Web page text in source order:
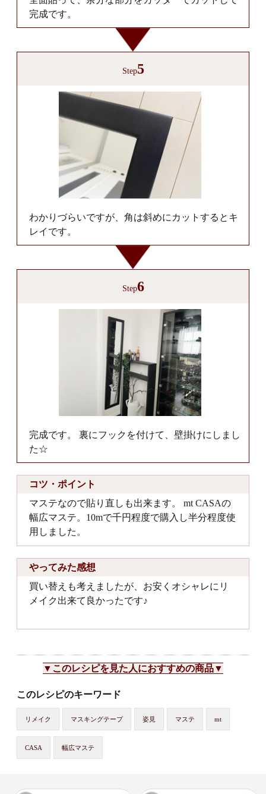
完成です。
Step5
わかりづらいですが、角は斜めにカットするとキ
レイです。
Step6
完成です。 裏にフックを付けて、壁掛けにしまし
た☆
コツ・ポイント
マステなので貼り直しも出来ます。 mt CASAの
幅広マステ。10mで千円程度で購入し半分程度使
用しました。
やってみた感想
買い替えも考えましたが、お安くオシャレにリ
メイク出来て良かったです♪
▼このレシピを見た人におすすめの商品▼
このレシピのキーワード
リメイク マスキングテープ 姿見 マステ mt
CASA 幅広マステ